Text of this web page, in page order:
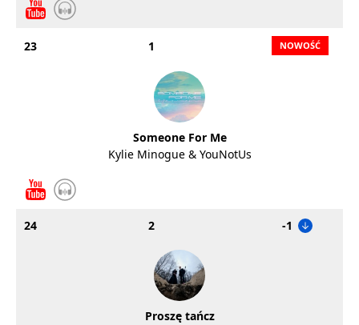
23 1
Someone For Me
Kylie Minogue & YouNotUs
24 2 -1
Proszę tańcz